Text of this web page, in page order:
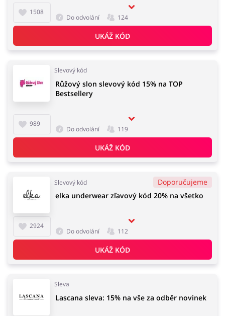
1508
Do odvolání 124
UKÁŽ KÓD
Slevový kód
989
Růžový slon slevový kód 15% na TOP
Bestsellery
Do odvolání 119
UKÁŽ KÓD
Slevový kód Doporučujeme
2924
elka underwear zľavový kód 20% na všetko
Do odvolání 112
UKÁŽ KÓD
Sleva
Lascana sleva: 15% na vše za odběr novinek